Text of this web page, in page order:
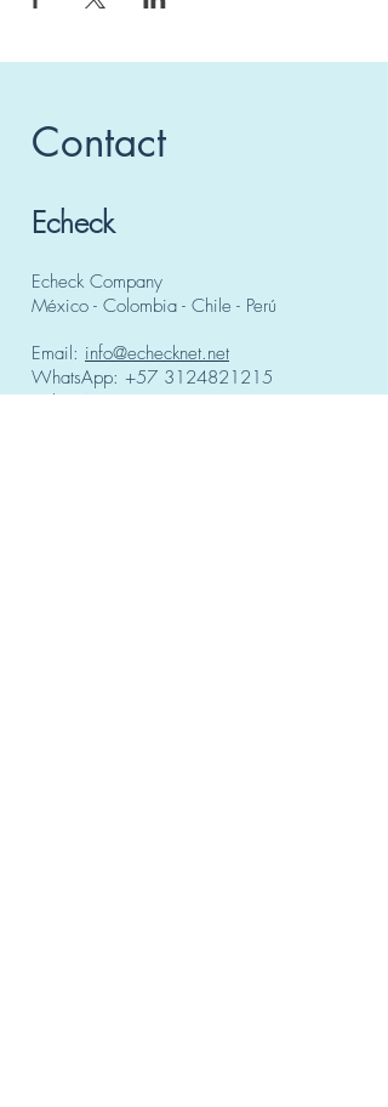
Contact
Echeck
Echeck Company
México - Colombia - Chile - Perú
Email: info@echecknet.net
WhatsApp: +57 3124821215
WhatsApp:+52 55 49288150